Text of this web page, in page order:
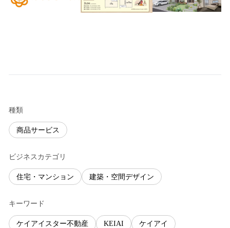
種類
商品サービス
ビジネスカテゴリ
住宅・マンション 建築・空間デザイン
キーワード
ケイアイスター不動産 KEIAI ケイアイ